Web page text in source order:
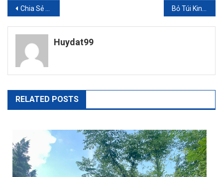
Điều
hướng
bài
viết
Chia Sẻ Kinh Nghiệm Đặt Tour Du Lịch 1 Ngày Ở Thung Nham Bỏ Túi Kinh Nghiệm Khi Du Lịch An Lạc Resort
Huydat99
RELATED POSTS